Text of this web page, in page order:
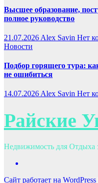
Высшее образование,
полное руководство
21.07.2026 Alex Savin Нет
Новости
Подбор горящего тура:
не ошибиться
14.07.2026 Alex Savin Нет
Райские
Недвижимость для Отдыха
Сайт работает на WordPress